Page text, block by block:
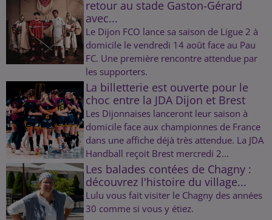
retour au stade Gaston-Gérard
avec...
Le Dijon FCO lance sa saison de Ligue 2 à
domicile le vendredi 14 août face au Pau
FC. Une première rencontre attendue par
les supporters.
La billetterie est ouverte pour le
choc entre la JDA Dijon et Brest
Les Dijonnaises lanceront leur saison à
domicile face aux championnes de France
dans une affiche déjà très attendue. La JDA
Handball reçoit Brest mercredi 2...
Les balades contées de Chagny :
découvrez l'histoire du village...
Lulu vous fait visiter le Chagny des années
30 comme si vous y étiez.